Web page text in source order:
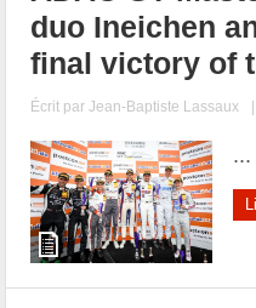
duo Ineichen
final victory of
Écrit parJean-Baptiste Lassaux |
...